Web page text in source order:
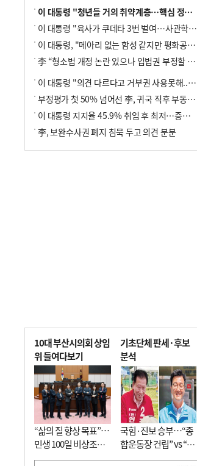
이 대통령 "청년들 거의 취약계층…핵심 정책 재편""
이 대통령 "육사가 쿠데타 3번 벌여…사관학교 통합 신속히 추진"
이 대통령, "메아리 없는 함성 같지만 평화공존책 계속해야"
李 “형소법 개정 논란 있으나 입법권 부정할 만큼은 아냐”(종합)
이 대통령 "의견 다르다고 거부권 사용못해.. 입법권 부정할 상황이라 보기 어려워"
부정평가 첫 50% 넘어선 李, 귀국 직후 부동산·증시 점검(종합)
이 대통령 지지율 45.9% 취임 후 최저…증시 폭락·연임 개헌 논란 영향
李, 보완수사권 폐지 침묵 두고 의견 분분
10대 부산시의회 상임
위 들여다보기
“삶의 질 향상 목표”…
민생 100일 비상조치
면밀 심사
기초단체 판세·후보
분석
국힘·진보 승부…“종
합운동장 건립” vs “출
근 공공버스 도입”